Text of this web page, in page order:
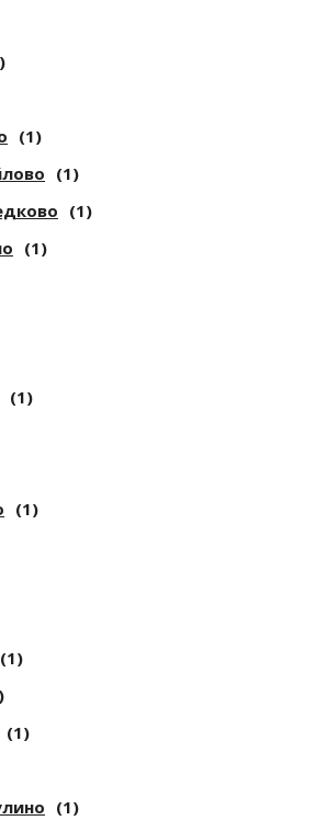
(1)
(1)
(1)
(1)
(1)
(1)
(1)
(1)
(1)